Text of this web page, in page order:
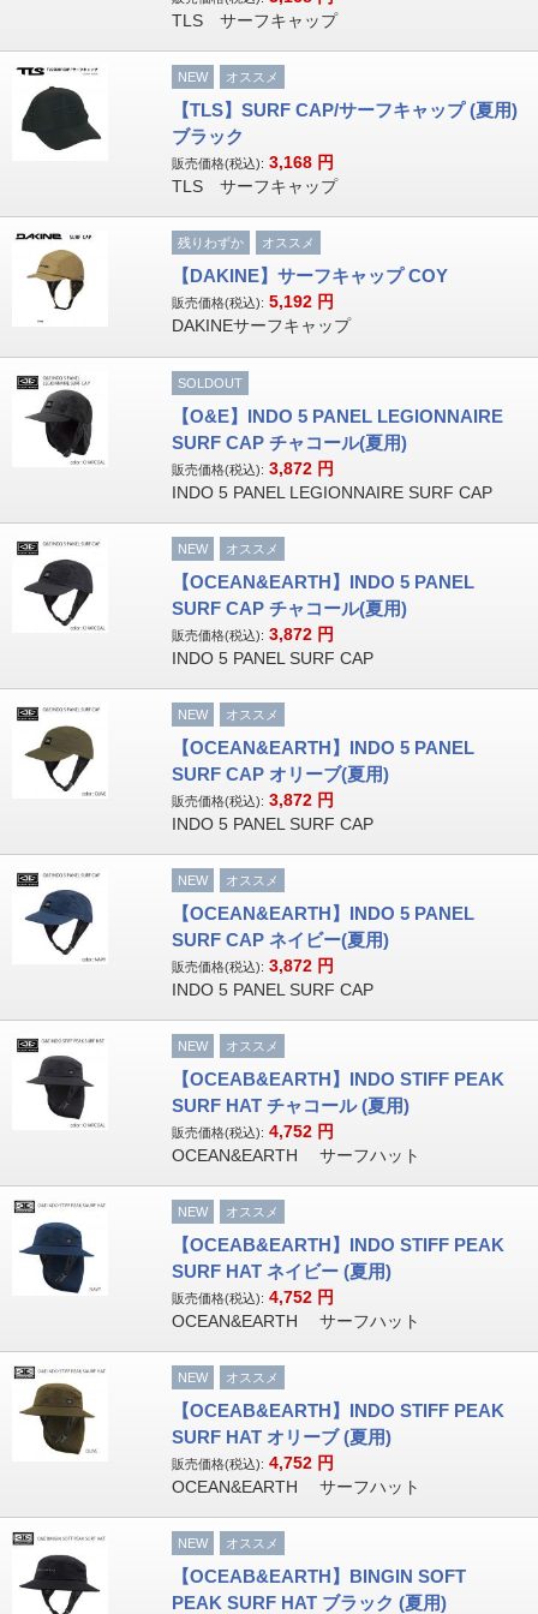
TLS サーフキャップ
NEW オススメ
【TLS】SURF CAP/サーフキャップ (夏用)
ブラック
販売価格(税込): 3,168 円
TLS サーフキャップ
残りわずか オススメ
【DAKINE】サーフキャップ COY
販売価格(税込): 5,192 円
DAKINEサーフキャップ
SOLDOUT
【O&E】INDO 5 PANEL LEGIONNAIRE
SURF CAP チャコール(夏用)
販売価格(税込): 3,872 円
INDO 5 PANEL LEGIONNAIRE SURF CAP
NEW オススメ
【OCEAN&EARTH】INDO 5 PANEL
SURF CAP チャコール(夏用)
販売価格(税込): 3,872 円
INDO 5 PANEL SURF CAP
NEW オススメ
【OCEAN&EARTH】INDO 5 PANEL
SURF CAP オリーブ(夏用)
販売価格(税込): 3,872 円
INDO 5 PANEL SURF CAP
NEW オススメ
【OCEAN&EARTH】INDO 5 PANEL
SURF CAP ネイビー(夏用)
販売価格(税込): 3,872 円
INDO 5 PANEL SURF CAP
NEW オススメ
【OCEAB&EARTH】INDO STIFF PEAK
SURF HAT チャコール (夏用)
販売価格(税込): 4,752 円
OCEAN&EARTH サーフハット
NEW オススメ
【OCEAB&EARTH】INDO STIFF PEAK
SURF HAT ネイビー (夏用)
販売価格(税込): 4,752 円
OCEAN&EARTH サーフハット
NEW オススメ
【OCEAB&EARTH】INDO STIFF PEAK
SURF HAT オリーブ (夏用)
販売価格(税込): 4,752 円
OCEAN&EARTH サーフハット
NEW オススメ
【OCEAB&EARTH】BINGIN SOFT
PEAK SURF HAT ブラック (夏用)